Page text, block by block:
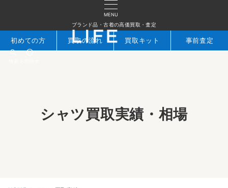
MENU
ブランド品・古着の高価買取・査定
初めての方 買取の流れ 買取キット 事前査定
シャツ買取実績・相場